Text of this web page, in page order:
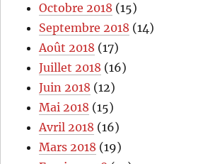
Octobre 2018 (15)
Septembre 2018 (14)
Août 2018 (17)
Juillet 2018 (16)
Juin 2018 (12)
Mai 2018 (15)
Avril 2018 (16)
Mars 2018 (19)